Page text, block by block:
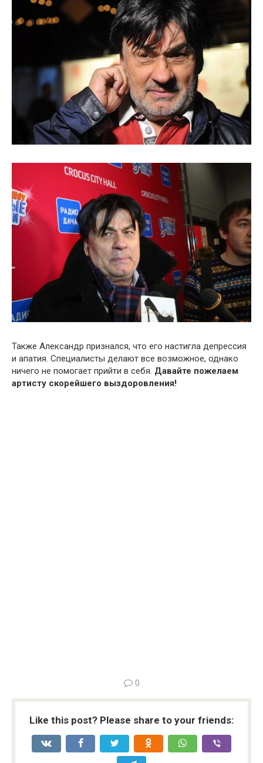
Также Александр признался, что его настигла депрессия
и апатия. Специалисты делают все возможное, однако
ничего не помогает прийти в себя. Давайте пожелаем
артисту скорейшего выздоровления!
0
Like this post? Please share to your friends: